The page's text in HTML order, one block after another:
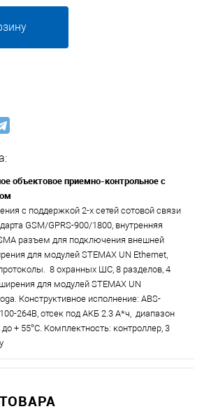
объектовое приемно-контрольное c
с поддержкой 2-х сетей сотовой связи
GSM/GPRS-900/1800, внутренняя
разъем для подключения внешней
для модулей STEMAX UN Ethernet,
8 охранных ШС, 8 разделов, 4
для модулей STEMAX UN
Конструктивное исполнение: ABS-
264В, отсек под АКБ 2.3 А*ч, диапазон
+ 55°С. Комплектность: контроллер, 3